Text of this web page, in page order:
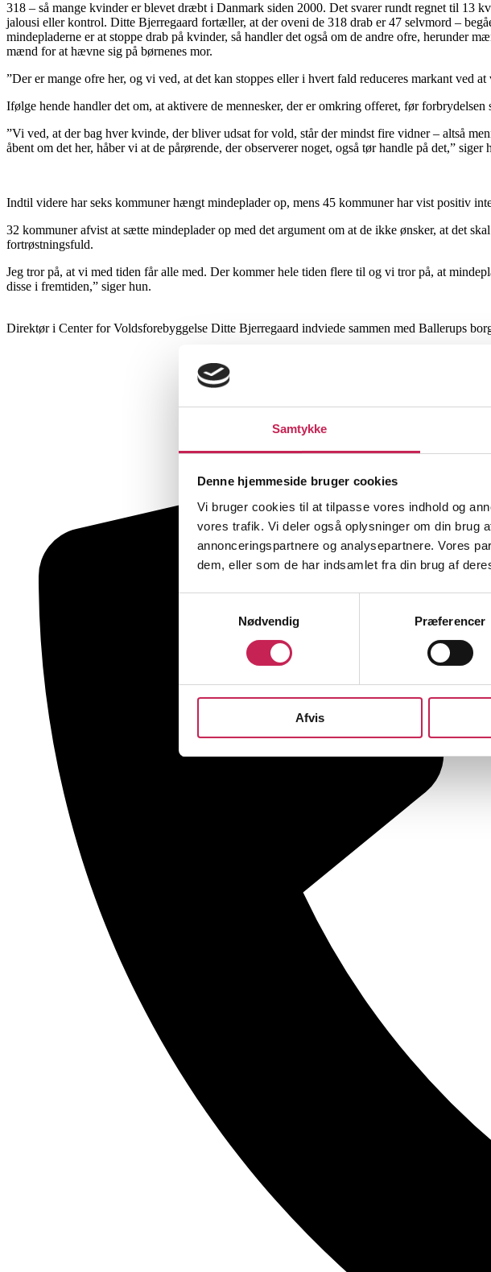
Samtykke
Denne hjemmeside bruger cookies
Vi bruger cookies til at tilpasse vores indhold og
vores trafik. Vi deler også oplysninger om din brug
annonceringspartnere og analysepartnere. Vores
dem, eller som de har indsamlet fra din brug af
Nødvendig
Præferencer
Afvis
318 – så mange kvinder er blevet dræbt i Danmark siden 2000. Det svarer rundt regnet til 13
jalousi eller kontrol. Ditte Bjerregaard fortæller, at der oveni de 318 drab er 47 selvmord –
mindepladerne er at stoppe drab på kvinder, så handler det også om de andre ofre, herunder
mænd for at hævne sig på børnenes mor.
”Der er mange ofre her, og vi ved, at det kan stoppes eller i hvert fald reduceres markant ved
Ifølge hende handler det om, at aktivere de mennesker, der er omkring offeret, før forbrydelsen
”Vi ved, at der bag hver kvinde, der bliver udsat for vold, står der mindst fire vidner – altså
åbent om det her, håber vi at de pårørende, der observerer noget, også tør handle på det,” siger
Indtil videre har seks kommuner hængt mindeplader op, mens 45 kommuner har vist positiv
32 kommuner afvist at sætte mindeplader op med det argument om at de ikke ønsker, at det
fortrøstningsfuld.
Jeg tror på, at vi med tiden får alle med. Der kommer hele tiden flere til og vi tror på, at
disse i fremtiden,” siger hun.
Direktør i Center for Voldsforebyggelse Ditte Bjerregaard indviede sammen med Ballerups